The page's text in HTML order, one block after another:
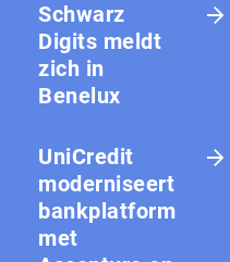
Schwarz
Digits meldt
zich in
Benelux
UniCredit
moderniseert
bankplatform
met